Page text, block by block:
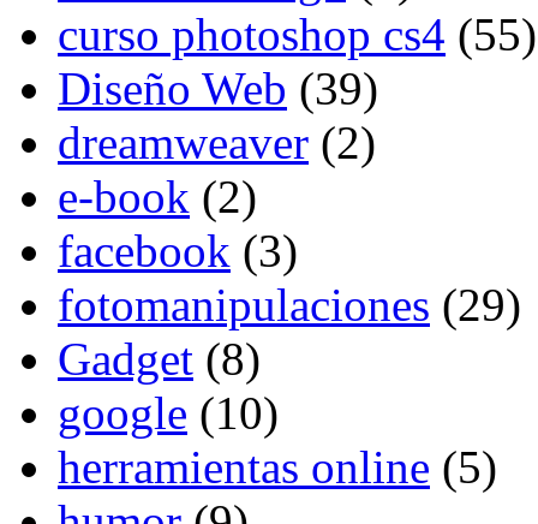
curso photoshop cs4 (55)
Diseño Web (39)
dreamweaver (2)
e-book (2)
facebook (3)
fotomanipulaciones (29)
Gadget (8)
google (10)
herramientas online (5)